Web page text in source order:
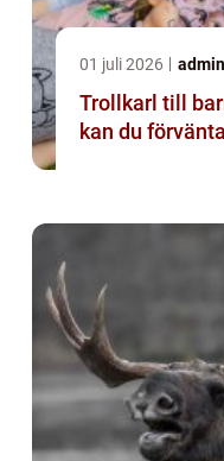
01 juli 2026 admin
Trollkarl till
kan du